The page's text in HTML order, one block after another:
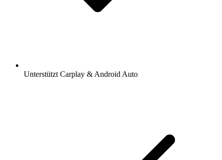
Unterstützt Carplay & Android Auto